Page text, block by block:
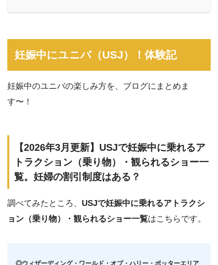
妊娠中にユニバ（USJ）！体験記
妊娠中のユニバの楽しみ方を、ブログにまとめま
す〜！
【2026年3月更新】USJで妊娠中に乗れるア
トラクション（乗り物）・観られるショー一
覧。妊婦の割引制度はある？
調べてみたところ、 USJで妊娠中に乗れるアトラクシ
ョン（乗り物）・観られるショー一覧はこちらです。
◎ウィザーディング・ワールド・オブ・ハリー・ポッターエリア